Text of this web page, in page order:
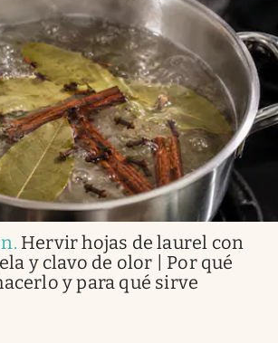
. Hervir hojas de laurel con
y clavo de olor | Por qué
y para qué sirve